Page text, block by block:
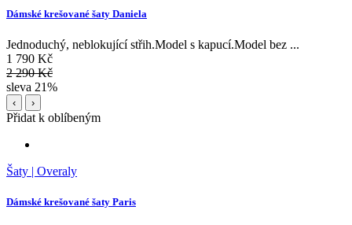
Dámské krešované šaty Daniela
Jednoduchý, neblokující střih.Model s kapucí.Model bez ...
1 790 Kč
2 290 Kč
sleva 21%
‹ ›
Přidat k oblíbeným
Šaty | Overaly
Dámské krešované šaty Paris